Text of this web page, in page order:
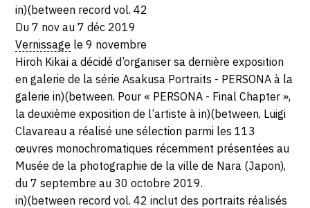
2019
in)(between record vol. 42
Du 7 nov au 7 déc 2019
Vernissage le 9 novembre
Hiroh Kikai a décidé d’organiser sa dernière exposition
en galerie de la série Asakusa Portraits - PERSONA à la
galerie in)(between. Pour « PERSONA - Final Chapter »,
la deuxième exposition de l’artiste à in)(between, Luigi
Clavareau a réalisé une sélection parmi les 113
œuvres monochromatiques récemment présentées au
Musée de la photographie de la ville de Nara (Japon),
du 7 septembre au 30 octobre 2019.
in)(between record vol. 42 inclut des portraits réalisés